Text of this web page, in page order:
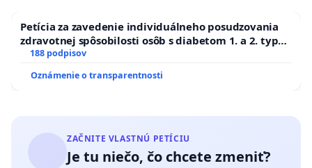
Petícia za zavedenie individuálneho posudzovania
zdravotnej spôsobilosti osôb s diabetom 1. a 2. typu
pri prijímaní do Policajného zboru SR
188 podpisov
Oznámenie o transparentnosti
ZAČNITE VLASTNÚ PETÍCIU
Je tu niečo, čo chcete zmeniť?